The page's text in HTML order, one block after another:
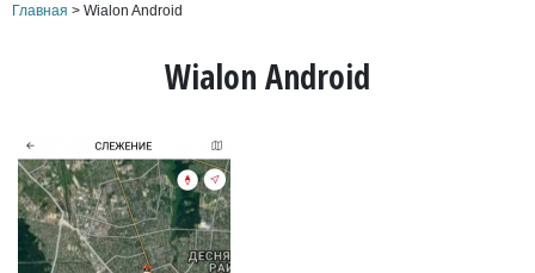
Главная > Wialon Android
Wialon Android